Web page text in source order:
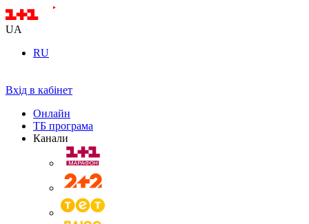
UA
RU
Вхід в кабінет
Онлайн
ТБ програма
Канали